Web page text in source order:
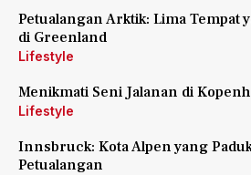
Petualangan Arktik: Lima Tempat
di Greenland
Lifestyle
Menikmati Seni Jalanan di
Lifestyle
Innsbruck: Kota Alpen yang
Petualangan